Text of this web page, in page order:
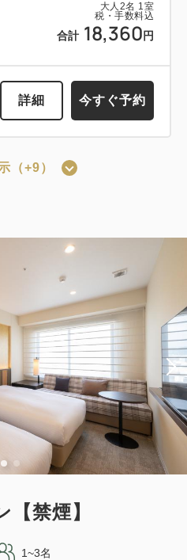
大人 2名 1室
税・手数料込
合計 18,360 円
詳細 今すぐ予約
大人2名1室
税・手数料込
合計 14,620円
・Web決済
まで
（+9）
禁煙】
1~3名